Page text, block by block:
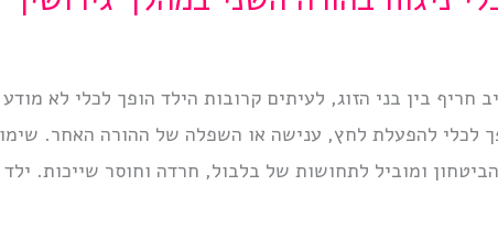
חריף בין בני הזוג, לעיתים קרובות הילד הופך לכלי לא
לכלי להפעלת לחץ, ענישה או השפלה של ההורה האחר.
ומוביל לתחושות של בלבול, חרדה וחוסר שייכות.